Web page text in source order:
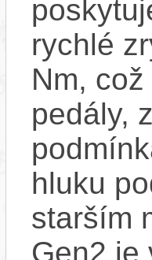
rychlé
Nm,
pedály,
hluku
starším
Gen2 je